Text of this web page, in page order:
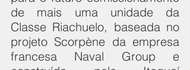
de mais uma unidade da
Classe Riachuelo, baseada no
projeto Scorpène da empresa
francesa Naval Group e